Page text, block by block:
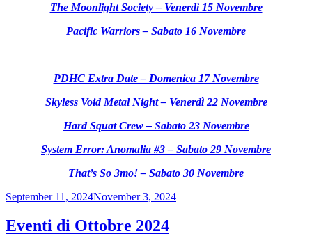
The Moonlight Society – Venerdì 15 Novembre
Pacific Warriors – Sabato 16 Novembre
PDHC Extra Date – Domenica 17 Novembre
Skyless Void Metal Night – Venerdì 22 Novembre
Hard Squat Crew – Sabato 23 Novembre
System Error: Anomalia #3 – Sabato 29 Novembre
That’s So 3mo! – Sabato 30 Novembre
Posted
September 11, 2024November 3, 2024
Eventi di Ottobre 2024